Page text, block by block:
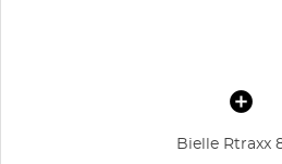
Bielle Rtraxx